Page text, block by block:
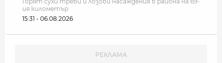
ия километър
15:31 - 06.08.2026